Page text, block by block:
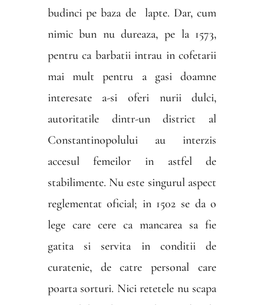
budinci pe baza de
lapte. Dar, cum
nimic bun nu dureaza, pe la 1573,
pentru ca barbatii intrau in cofetarii
mai mult pentru a gasi doamne
interesate a-si oferi nurii dulci,
autoritatile dintr-un district al
Constantinopolului au interzis
accesul femeilor in astfel de
stabilimente. Nu este singurul aspect
reglementat oficial; in 1502 se da o
lege care cere ca mancarea sa fie
gatita si servita in conditii de
curatenie, de catre personal care
poarta sorturi. Nici retetele nu scapa